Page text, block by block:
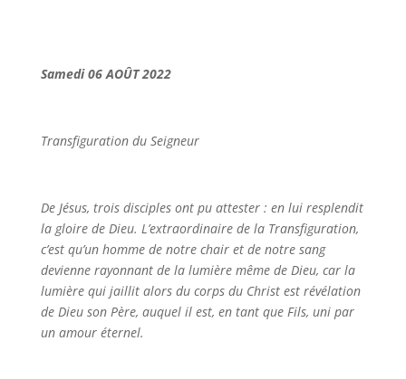
Samedi 06 AOÛT 2022
Transfiguration du Seigneur
De Jésus, trois disciples ont pu attester : en lui resplendit
la gloire de Dieu. L’extraordinaire de la Transfiguration,
c’est qu’un homme de notre chair et de notre sang
devienne rayonnant de la lumière même de Dieu, car la
lumière qui jaillit alors du corps du Christ est révélation
de Dieu son Père, auquel il est, en tant que Fils, uni par
un amour éternel.